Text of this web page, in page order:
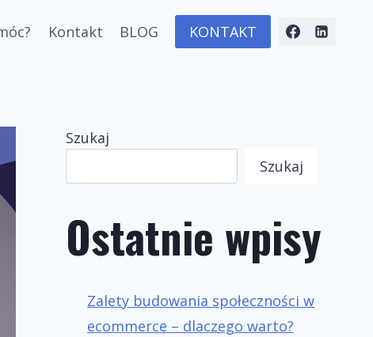
Kontakt BLOG KONTAKT
Szukaj
Szukaj
Ostatnie wpisy
Zalety budowania społeczności w
ecommerce – dlaczego warto?